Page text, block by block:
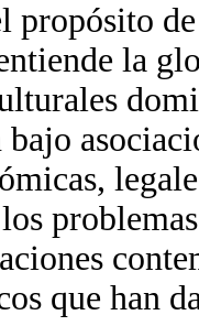
propósito
la
que han